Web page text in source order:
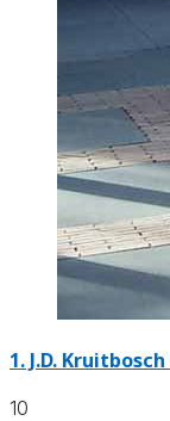
1. J.D.
10